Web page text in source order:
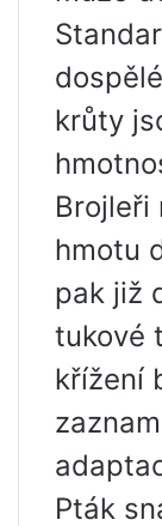
krůty
Brojleři
hmotu
pak již
tukové
křížení
Pták